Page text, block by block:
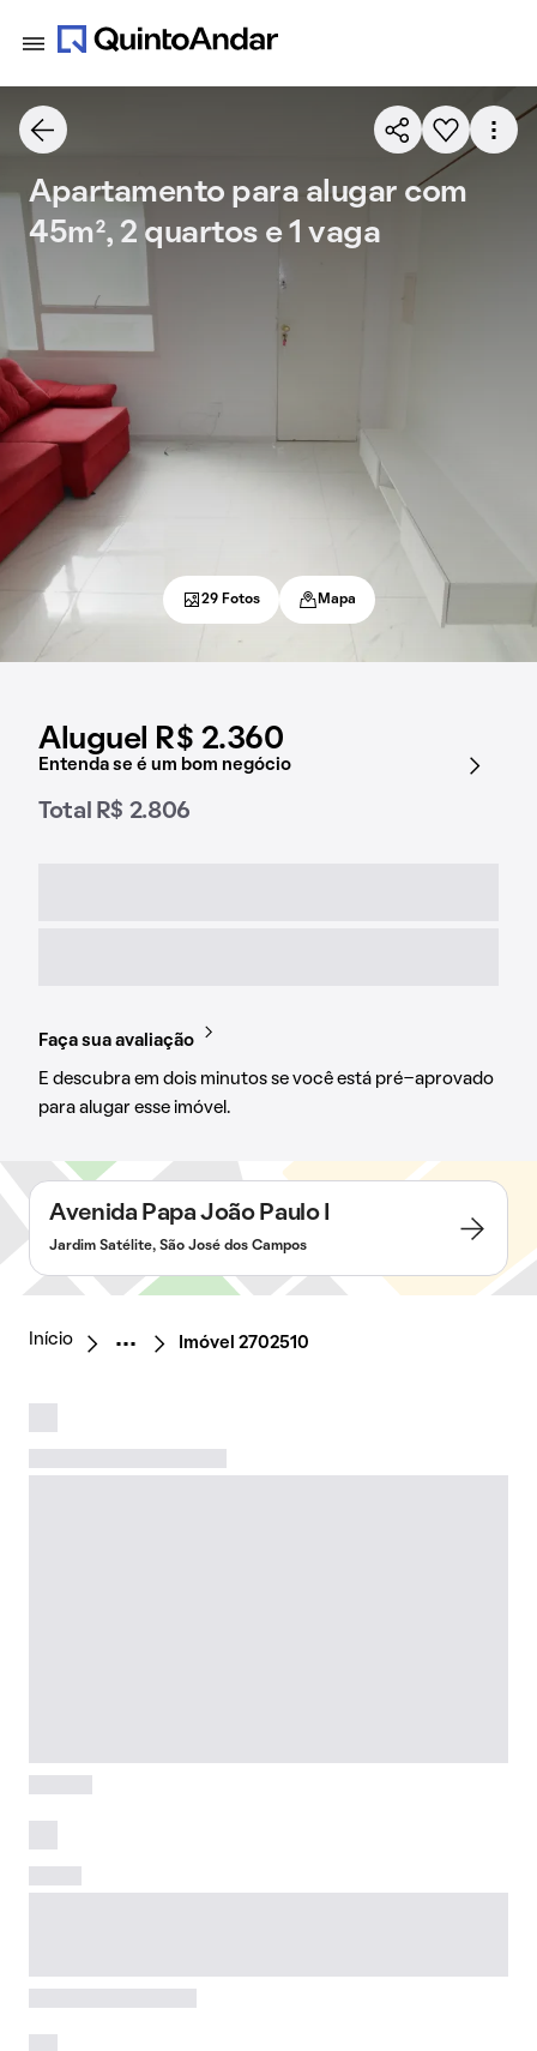
Aluguel R$ 2.360
Entenda se é um bom negócio
Total R$ 2.806
Faça sua avaliação
E descubra em dois minutos se você está pré-aprovado
para alugar esse imóvel.
Apartamento para alugar com
45m², 2 quartos e 1 vaga
29 Fotos Mapa
Avenida Papa João Paulo I
Jardim Satélite, São José dos Campos
Início Imóvel 2702510